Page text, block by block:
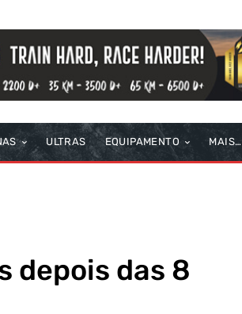
ULTRAS EQUIPAMENTO MAIS…
depois das 8